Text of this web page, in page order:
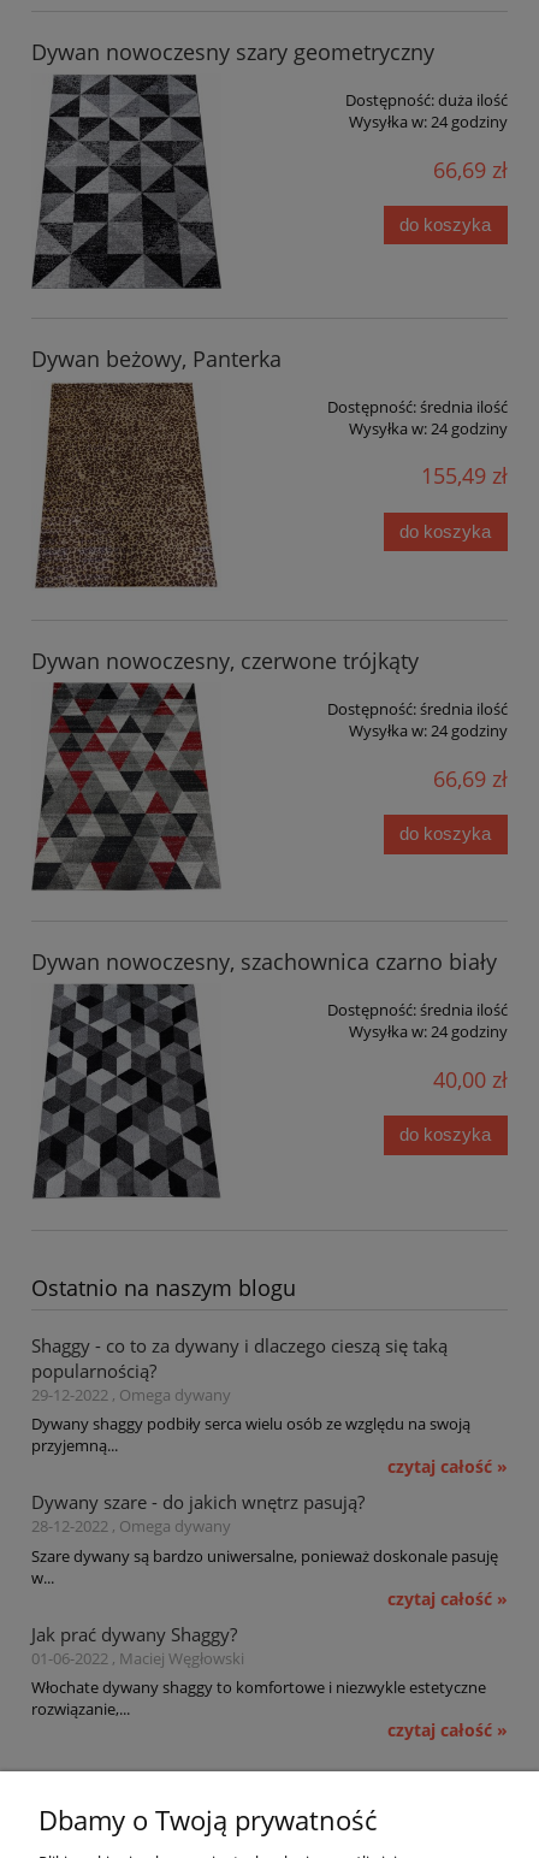
Dywan nowoczesny szary geometryczny
Dostępność:duża ilość
Wysyłka w:24 godziny
66,69 zł
do koszyka
Dywan beżowy, Panterka
Dostępność:średnia ilość
Wysyłka w:24 godziny
155,49 zł
do koszyka
Dywan nowoczesny, czerwone trójkąty
Dostępność:średnia ilość
Wysyłka w:24 godziny
66,69 zł
do koszyka
Dywan nowoczesny, szachownica czarno biały
Dostępność:średnia ilość
Wysyłka w:24 godziny
40,00 zł
do koszyka
Ostatnio na naszym blogu
Shaggy - co to za dywany i dlaczego cieszą się taką
popularnością?
29-12-2022 , Omega dywany
Dywany shaggy podbiły serca wielu osób ze względu na swoją
przyjemną...
czytaj całość »
Dywany szare - do jakich wnętrz pasują?
28-12-2022 , Omega dywany
Szare dywany są bardzo uniwersalne, ponieważ doskonale pasuję
w...
czytaj całość »
Jak prać dywany Shaggy?
01-06-2022 , Maciej Węgłowski
Włochate dywany shaggy to komfortowe i niezwykle estetyczne
rozwiązanie,...
czytaj całość »
Dbamy o Twoją prywatność